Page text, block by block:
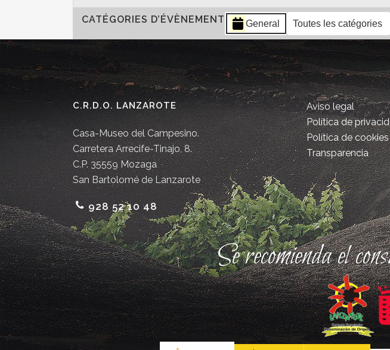
CATÉGORIES D’ÉVÈNEMENT General Toutes les catégories
C.R.D.O. LANZAROTE
Casa-Museo del Campesino.
Carretera Arrecife-Tinajo, 8.
C.P. 35559 Mozaga
San Bartolomé de Lanzarote
928 52 10 48
Aviso legal
Política de
Política de cookies
Transparencia
Se recomienda el